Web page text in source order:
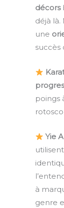
décors
déjà
une
succès
poings
Yie
à
genre